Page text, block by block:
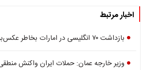
اخبار مرتبط
بازداشت ۷۰ انگلیسی در امارات بخاطر عکس‌برداری از حملات ایران
وزیر خارجه عمان: حملات ایران واکنش